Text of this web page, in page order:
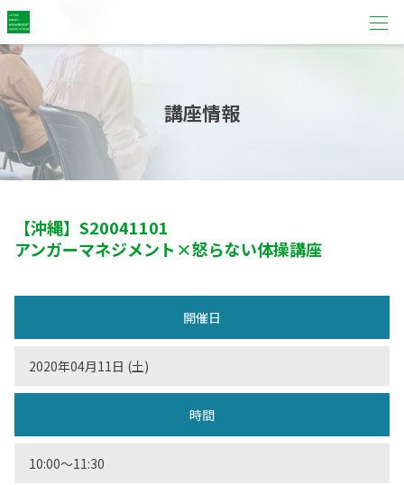
講座情報
【沖縄】 S20041101
アンガーマネジメント×怒らない体操講座
開催日
2020年04月11日 (土)
時間
10:00〜11:30